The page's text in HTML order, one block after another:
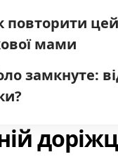
повторити
мами
замкнуте: